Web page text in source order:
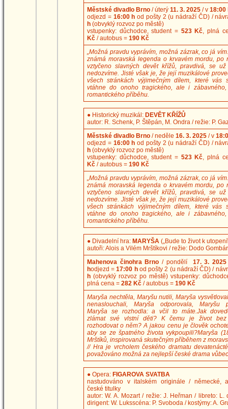
Městské divadlo Brno / úterý 11. 3. 2025 / v 18:00
odjezd = 16:00 h od pošty 2 (u nádraží ČD) /
h (obvyklý rozvoz po městě)
vstupenky: důchodce, student = 523 Kč , plná
Kč / autobus = 190 Kč
„Možná pravdu vyprávím, možná zázrak, co já
známá moravská legenda o krvavém mordu, po
vztyčeno slavných devět křížů, pravdivá, se
nedozvíme. Jisté však je, že její muzikálové
všech stránkách výjimečným dílem, které vás
vtáhne do onoho tragického, ale i
romantického příběhu.
● Historický muzikál: DEVĚT KŘÍŽŮ
autor: R. Schenk, P. Štěpán, M. Ondra / režie: P.
Městské divadlo Brno / neděle 16. 3. 2025 / v
odjezd = 16:00 h od pošty 2 (u nádraží ČD) /
h (obvyklý rozvoz po městě)
vstupenky: důchodce, student = 523 Kč , plná
Kč / autobus = 190 Kč
„Možná pravdu vyprávím, možná zázrak, co já
známá moravská legenda o krvavém mordu, po
vztyčeno slavných devět křížů, pravdivá, se
nedozvíme. Jisté však je, že její muzikálové
všech stránkách výjimečným dílem, které vás
vtáhne do onoho tragického, ale i
romantického příběhu.
● Divadelní hra: MARYŠA („Bude to život k
autoři: Alois a Vilém Mrštíkovi / režie: Dodo Gombár
Mahenova činohra Brno / pondělí 17. 3. 2025
hodjezd =17:00 hod pošty 2 (u nádraží ČD) /
h (obvyklý rozvoz po městě) vstupenky:
plná cena = 282 Kč / autobus = 190 Kč
Maryša nechtěla, Maryšu nutili, Maryša
nenaslouchali, Maryša odporovala, Maryšu
Maryša se rozhodla: a včil to máte.Jak
zlámat své vlstní děti? K čemu je život bez
rozhodovat o něm? A jakou cenu je člověk
aby se ze špatného života vykpoupili?Maryša
Mrštíků, inspirovaná skutečným příběhem z
// Hra je vrcholem českého dramatu
považováno možná za nejlepší české drama
● Opera: FIGAROVA SVATBA
nastudováno v italském originále / německé,
české titulky
autor: W. A. Mozart / režie: J. Heřman / libreto: L.
dirigent: W. Luksscéna: P. Svoboda / kostýmy: A.